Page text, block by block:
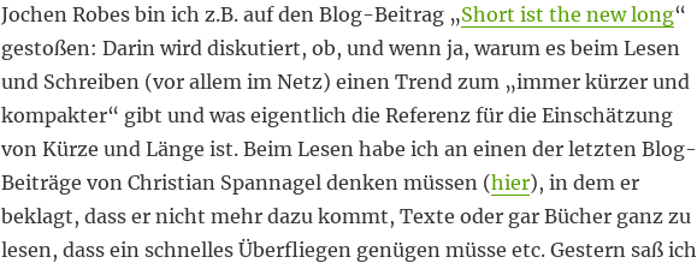
Jochen Robes bin ich z.B. auf den Blog-Beitrag „Short ist the new long“
gestoßen: Darin wird diskutiert, ob, und wenn ja, warum es beim Lesen
und Schreiben (vor allem im Netz) einen Trend zum „immer kürzer und
kompakter“ gibt und was eigentlich die Referenz für die Einschätzung
von Kürze und Länge ist. Beim Lesen habe ich an einen der letzten Blog-
Beiträge von Christian Spannagel denken müssen (hier), in dem er
beklagt, dass er nicht mehr dazu kommt, Texte oder gar Bücher ganz zu
lesen, dass ein schnelles Überfliegen genügen müsse etc. Gestern saß ich